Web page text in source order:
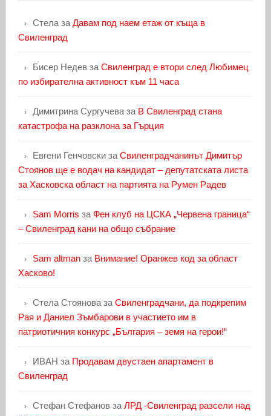
Стелаза Давам под наем етаж от къща в
Свиленград
Бисер Недевза Свиленград е втори след Любимец
по избирателна активност към 11 часа
Димитрина Сургучеваза В Свиленград стана
катастрофа на разклона за Гърция
Евгени Генчовскиза Свиленградчанинът Димитър
Стоянов ще е водач на кандидат – депутатската листа
за Хасковска област на партията на Румен Радев
Sam Morris за Фен клуб на ЦСКА „Червена граница“
– Свиленград кани на общо събрание
Sam altmanза Внимание! Оранжев код за област
Хасково!
Стела Стояноваза Свиленградчани, да подкрепим
Рая и Даниел Зъмбарови в участието им в
патриотичния конкурс „България – земя на герои!“
ИВАН за Продавам двустаен апартамент в
Свиленград
Стефан Стефановза ЛРД -Свиленград разсели над